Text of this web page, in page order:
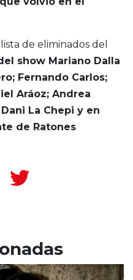
de eliminados del
show Mariano Dalla
Fernando Carlos;
Aráoz; Andrea
La Chepi y en
de Ratones